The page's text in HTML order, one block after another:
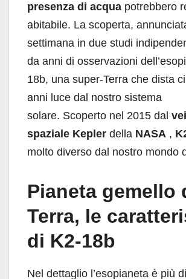
presenza di acqua potrebbero
abitabile. La scoperta,
settimana in due studi
da anni di osservazioni
18b, una super-Terra che dista
anni luce dal nostro sistema
solare. Scoperto nel 2015 dal
spaziale Kepler della NASA ,
molto diverso dal nostro mondo
Pianeta gemello
Terra, le
di K2-18b
Nel dettaglio l’esopianeta è più